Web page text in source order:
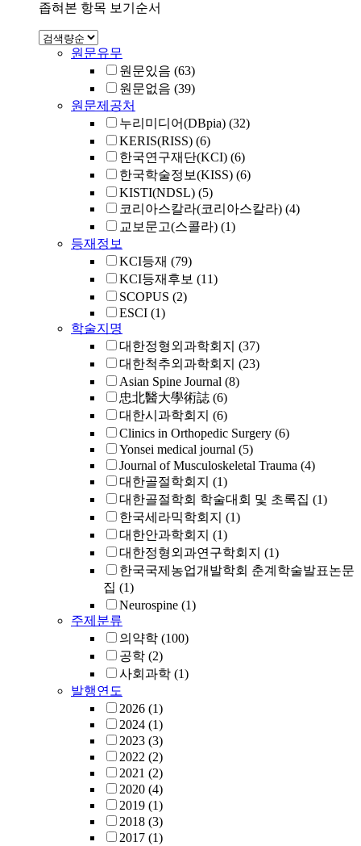
좁혀본 항목 보기순서
원문유무
원문있음 (63)
원문없음 (39)
원문제공처
누리미디어(DBpia) (32)
KERIS(RISS) (6)
한국연구재단(KCI) (6)
한국학술정보(KISS) (6)
KISTI(NDSL) (5)
코리아스칼라(코리아스칼라) (4)
교보문고(스콜라) (1)
등재정보
KCI등재 (79)
KCI등재후보 (11)
SCOPUS (2)
ESCI (1)
학술지명
대한정형외과학회지 (37)
대한척추외과학회지 (23)
Asian Spine Journal (8)
忠北醫大學術誌 (6)
대한시과학회지 (6)
Clinics in Orthopedic Surgery (6)
Yonsei medical journal (5)
Journal of Musculoskeletal Trauma (4)
대한골절학회지 (1)
대한골절학회 학술대회 및 초록집 (1)
한국세라믹학회지 (1)
대한안과학회지 (1)
대한정형외과연구학회지 (1)
한국국제농업개발학회 춘계학술발표논문
집 (1)
Neurospine (1)
주제분류
의약학 (100)
공학 (2)
사회과학 (1)
발행연도
2026 (1)
2024 (1)
2023 (3)
2022 (2)
2021 (2)
2020 (4)
2019 (1)
2018 (3)
2017 (1)